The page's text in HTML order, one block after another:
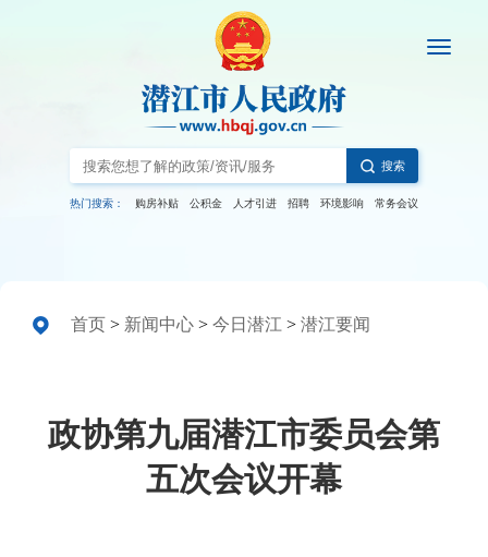
搜索
热门搜索： 购房补贴 公积金 人才引进 招聘 环境影响 常务会议
首页 > 新闻中心 > 今日潜江 > 潜江要闻
政协第九届潜江市委员会第
五次会议开幕